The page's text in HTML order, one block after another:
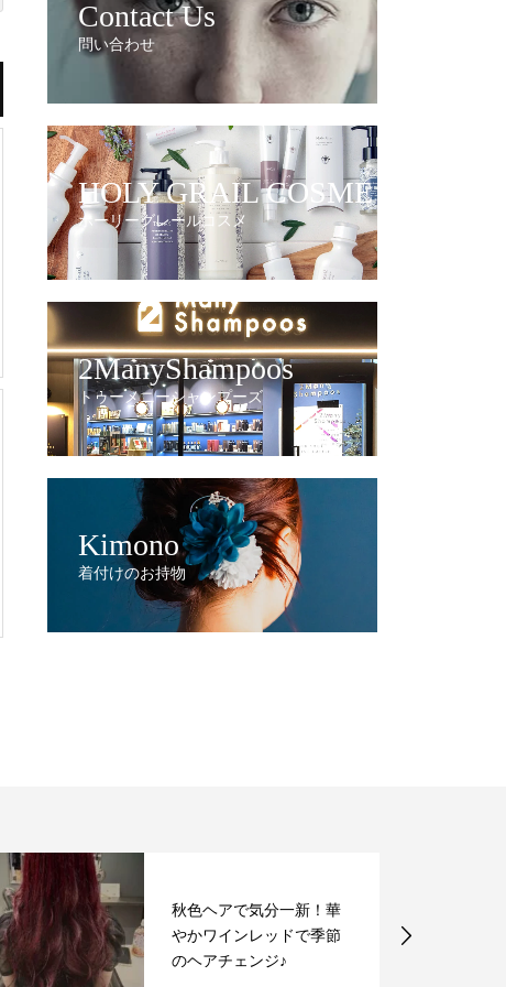
Contact Us
問い合わせ
HOLY GRAIL COSME
ホーリーグレールコスメ
2ManyShampoos
トゥーメニーシャンプーズ
Kimono
着付けのお持物
秋色ヘアで気分一新！華
やかワインレッドで季節
のヘアチェンジ♪